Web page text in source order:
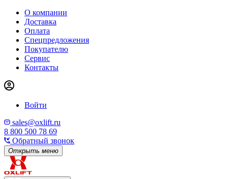
О компании
Доставка
Оплата
Спецпредложения
Покупателю
Сервис
Контакты
Войти
sales@oxlift.ru
8 800 500 78 69
Обратный звонок
Открыть меню